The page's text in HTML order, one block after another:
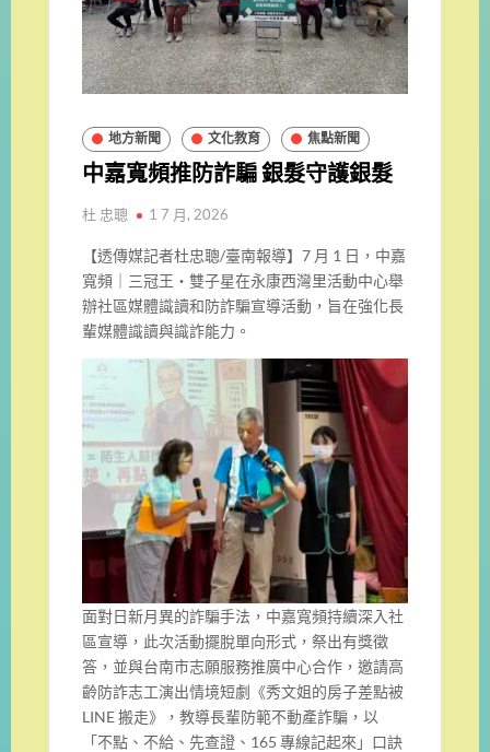
地方新聞 文化教育 焦點新聞
中嘉寬頻推防詐騙 銀髮守護銀髮
杜 忠聰 1 7 月, 2026
【透傳媒記者杜忠聰/臺南報導】7 月 1 日，中嘉
寬頻｜三冠王・雙子星在永康西灣里活動中心舉
辦社區媒體識讀和防詐騙宣導活動，旨在強化長
輩媒體識讀與識詐能力。
面對日新月異的詐騙手法，中嘉寬頻持續深入社
區宣導，此次活動擺脫單向形式，祭出有獎徵
答，並與台南市志願服務推廣中心合作，邀請高
齡防詐志工演出情境短劇《秀文姐的房子差點被
LINE 搬走》，教導長輩防範不動產詐騙，以
「不點、不給、先查證、165 專線記起來」口訣